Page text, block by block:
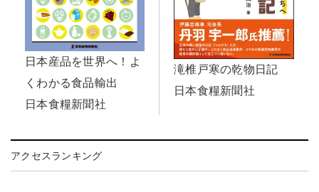
日本産品を世界へ！よ
くわかる食品輸出
日本食糧新聞社
滝椎戸寒の乾物日記
日本食糧新聞社
アクセスランキング